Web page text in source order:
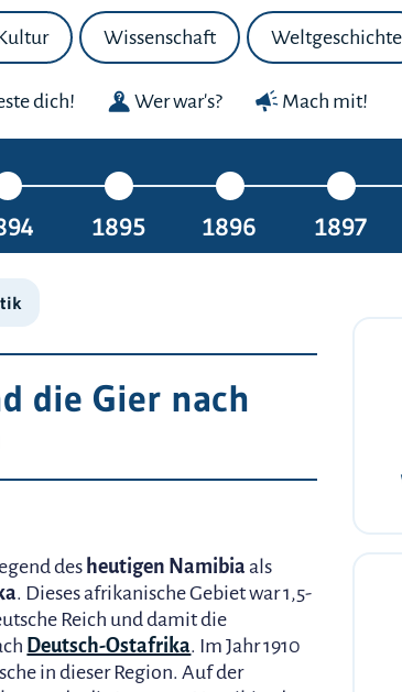
Wissenschaft Weltgeschichte
dich! Wer war's? Mach mit!
1895 1896 1897
die Gier nach
des heutigen Namibia als
. Dieses afrikanische Gebiet war 1,5-
Reich und damit die
Deutsch-Ostafrika. Im Jahr 1910
in dieser Region. Auf der